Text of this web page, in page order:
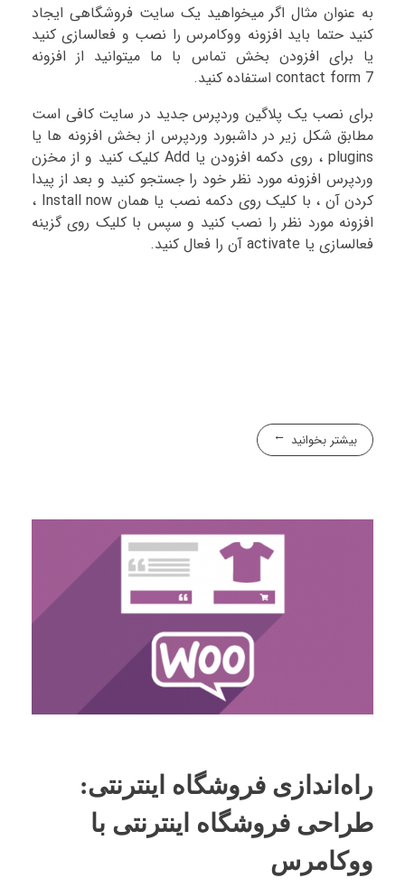
به عنوان مثال اگر میخواهید یک سایت فروشگاهی ایجاد
کنید حتما باید افزونه ووکامرس را نصب و فعالسازی کنید
یا برای افزودن بخش تماس با ما میتوانید از افزونه
contact form 7 استفاده کنید.
برای نصب یک پلاگین وردپرس جدید در سایت کافی است
مطابق شکل زیر در داشبورد وردپرس از بخش افزونه ها یا
plugins ، روی دکمه افزودن یا Add کلیک کنید و از مخزن
وردپرس افزونه مورد نظر خود را جستجو کنید و بعد از پیدا
کردن آن ، با کلیک روی دکمه نصب یا همان Install now ،
افزونه مورد نظر را نصب کنید و سپس با کلیک روی گزینه
فعالسازی یا activate آن را فعال کنید.
بیشتر بخوانید
راه‌اندازی فروشگاه اینترنتی:
طراحی فروشگاه اینترنتی با
ووکامرس